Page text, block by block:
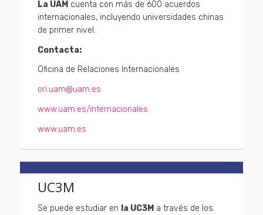
La UAM cuenta con más de 600 acuerdos
internacionales, incluyendo universidades chinas
de primer nivel.
Contacta:
Oficina de Relaciones Internacionales
ori.uam@uam.es
www.uam.es/internacionales
www.uam.es
UC3M
Se puede estudiar en la UC3M a través de los